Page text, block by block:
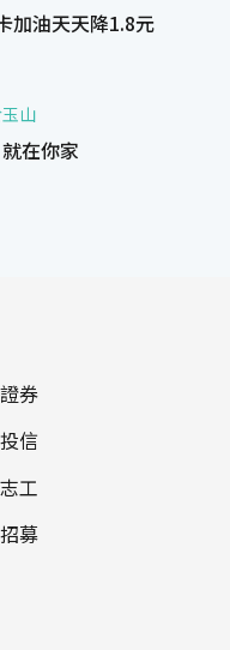
加油天天降1.8元
山
在你家
券
信
工
募